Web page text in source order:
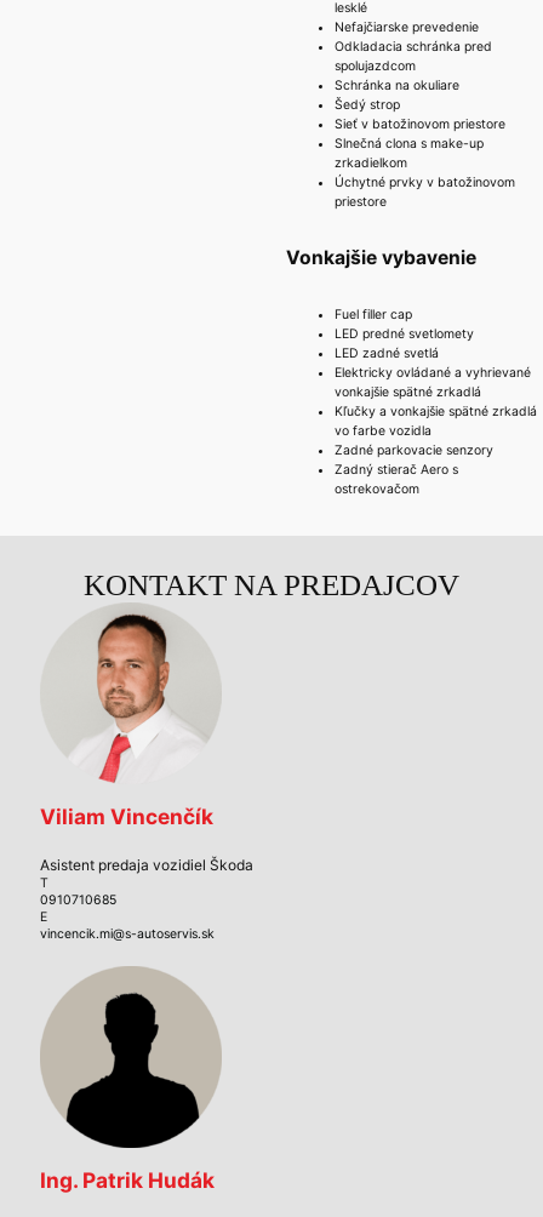
KONTAKT NA PREDAJCOV
Viliam Vincenčík
Asistent predaja vozidiel Škoda
T
0910710685
E
vincencik.mi@s-autoservis.sk
Ing. Patrik Hudák
lesklé
Nefajčiarske prevedenie
Odkladacia schránka pred
spolujazdcom
Schránka na okuliare
Šedý strop
Sieť v batožinovom priestore
Slnečná clona s make-up
zrkadielkom
Úchytné prvky v batožinovom
priestore
Vonkajšie vybavenie
Fuel filler cap
LED predné svetlomety
LED zadné svetlá
Elektricky ovládané a vyhrievané
vonkajšie spätné zrkadlá
Kľučky a vonkajšie spätné zrkadlá
vo farbe vozidla
Zadné parkovacie senzory
Zadný stierač Aero s
ostrekovačom